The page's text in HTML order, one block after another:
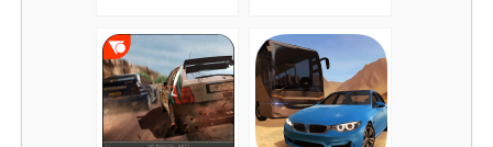
Гонки
на андроид